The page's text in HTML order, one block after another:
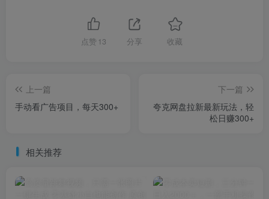
点赞 13 分享 收藏
上一篇
手动看广告项目，每天300+
下一篇
夸克网盘拉新最新玩法，轻
松日赚300+
相关推荐